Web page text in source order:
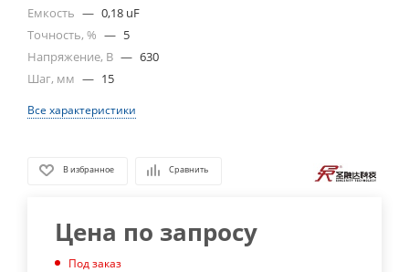
Емкость — 0,18 uF
Точность, % — 5
Напряжение, В — 630
Шаг, мм — 15
Все характеристики
В избранное Сравнить
Цена по запросу
Под заказ